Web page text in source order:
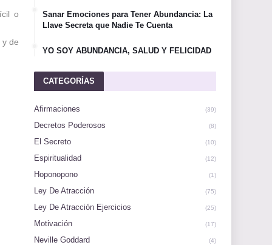
o
y de
Sanar Emociones para Tener Abundancia: La
Llave Secreta que Nadie Te Cuenta
YO SOY ABUNDANCIA, SALUD Y FELICIDAD
CATEGORÍAS
Afirmaciones (39)
Decretos Poderosos (8)
El Secreto (10)
Espiritualidad (12)
Hoponopono (1)
Ley De Atracción (75)
Ley De Atracción Ejercicios (25)
Motivación (17)
Neville Goddard (4)